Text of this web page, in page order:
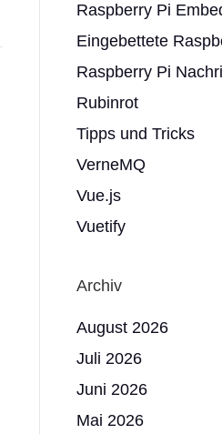
Raspberry Pi
Eingebettete
Raspberry Pi
Rubinrot
Tipps und Tricks
VerneMQ
Vue.js
Vuetify
Archiv
August 2026
Juli 2026
Juni 2026
Mai 2026